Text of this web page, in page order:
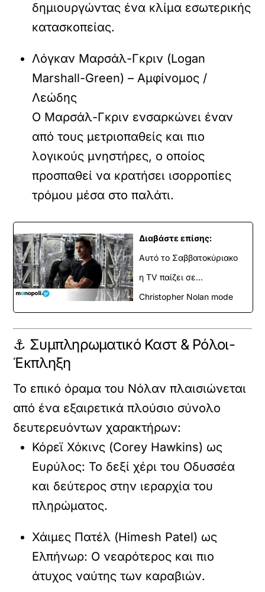
δημιουργώντας ένα κλίμα εσωτερικής
κατασκοπείας.
Λόγκαν Μαρσάλ-Γκριν (Logan
Marshall-Green) – Αμφίνομος /
Λεώδης
Ο Μαρσάλ-Γκριν ενσαρκώνει έναν
από τους μετριοπαθείς και πιο
λογικούς μνηστήρες, ο οποίος
προσπαθεί να κρατήσει ισορροπίες
τρόμου μέσα στο παλάτι.
Διαβάστε επίσης:
Αυτό το Σαββατοκύριακο
η TV παίζει σε...
Christopher Nolan mode
⚓ Συμπληρωματικό Καστ & Ρόλοι-
Έκπληξη
Το επικό όραμα του Νόλαν πλαισιώνεται
από ένα εξαιρετικά πλούσιο σύνολο
δευτερευόντων χαρακτήρων:
Κόρεϊ Χόκινς (Corey Hawkins) ως
Ευρύλος: Το δεξί χέρι του Οδυσσέα
και δεύτερος στην ιεραρχία του
πληρώματος.
Χάιμες Πατέλ (Himesh Patel) ως
Ελπήνωρ: Ο νεαρότερος και πιο
άτυχος ναύτης των καραβιών.